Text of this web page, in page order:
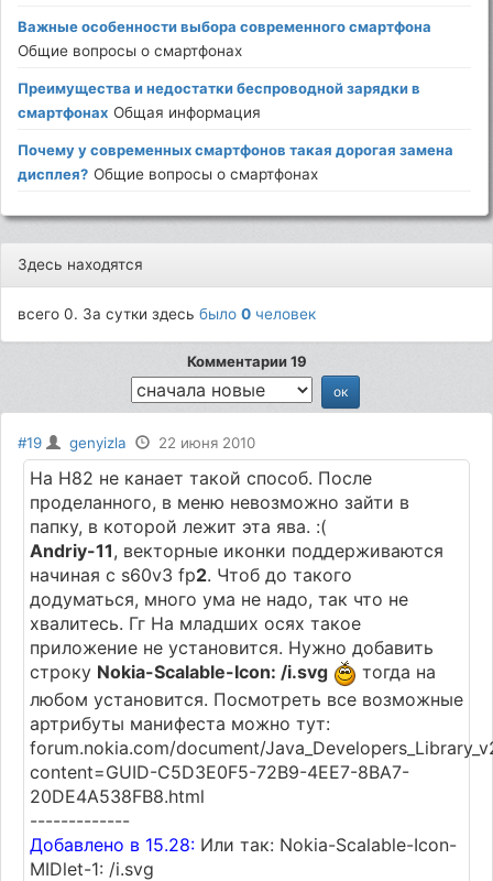
Важные особенности выбора современного смартфона
Общие вопросы о смартфонах
Преимущества и недостатки беспроводной зарядки в
смартфонах Общая информация
Почему у современных смартфонов такая дорогая замена
дисплея? Общие вопросы о смартфонах
Здесь находятся
всего 0. За сутки здесьбыло0 человек
Комментарии 19
#19 genyizla 22 июня 2010
На Н82 не канает такой способ. После
проделанного, в меню невозможно зайти в
папку, в которой лежит эта ява. :(
Andriy-11, векторные иконки поддерживаются
начиная с s60v3 fp2. Чтоб до такого
додуматься, много ума не надо, так что не
хвалитесь. Гг На младших осях такое
приложение не установится. Нужно добавить
строку Nokia-Scalable-Icon: /i.svg
тогда на
любом установится. Посмотреть все возможные
артрибуты манифеста можно тут:
forum.nokia.com/document/
content=GUID-C5D3E0F5-72B9-4EE7-8BA7-
20DE4A538FB8.html
-------------
Добавлено в 15.28: Или так: Nokia-Scalable-Icon-
MIDlet-1: /i.svg